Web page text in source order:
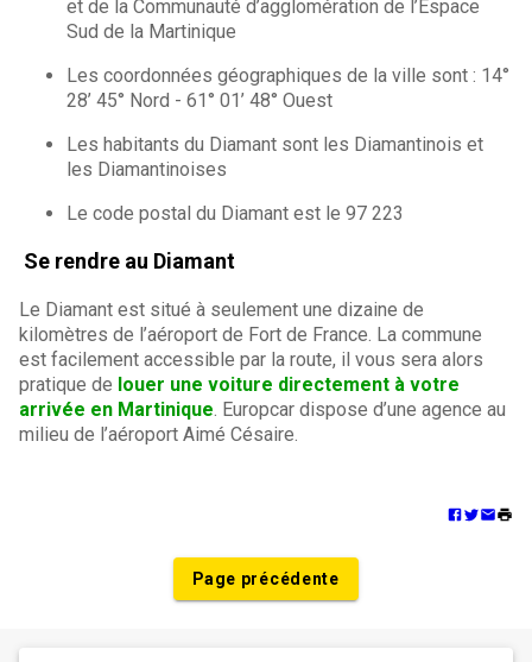
et de la Communauté d’agglomération de l’Espace
Sud de la Martinique
Les coordonnées géographiques de la ville sont : 14°
28’ 45° Nord - 61° 01’ 48° Ouest
Les habitants du Diamant sont les Diamantinois et
les Diamantinoises
Le code postal du Diamant est le 97 223
Se rendre au Diamant
Le Diamant est situé à seulement une dizaine de
kilomètres de l’aéroport de Fort de France. La commune
est facilement accessible par la route, il vous sera alors
pratique de louer une voiture directement à votre
arrivée en Martinique. Europcar dispose d’une agence au
milieu de l’aéroport Aimé Césaire.
Page précédente